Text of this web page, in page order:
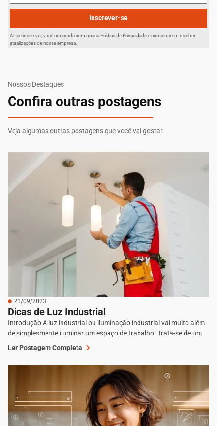
Inscrever-se
Ao se inscrever, você concorda com nossa Política de Privacidade e consente em receber
atualizações de nossa empresa.
Nossos Destaques
Confira outras postagens
Veja algumas outras postagens que você vai gostar.
21/09/2023
Dicas de Luz Industrial
Introdução A luz industrial ou iluminação industrial vai muito além
de simplesmente iluminar um espaço de trabalho. Trata-se de um
Ler Postagem Completa